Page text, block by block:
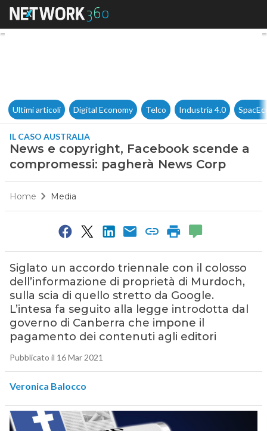
News e copyright, Facebook
Ultimi articoli Digital Economy Telco Industria 4.0
IL CASO AUSTRALIA
News e copyright, Facebook scende a
compromessi: pagherà News Corp
Home Media
Siglato un accordo triennale con il colosso
dell’informazione di proprietà di Murdoch,
sulla scia di quello stretto da Google.
L’intesa fa seguito alla legge introdotta dal
governo di Canberra che impone il
pagamento dei contenuti agli editori
Pubblicato il 16 Mar 2021
Veronica Balocco